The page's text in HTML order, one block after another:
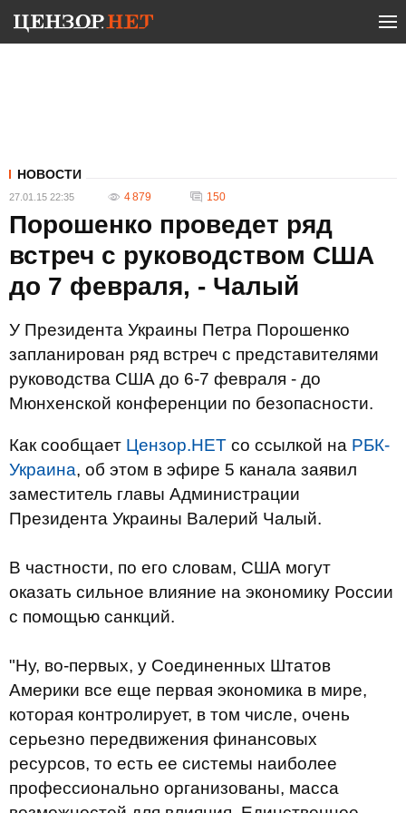
НОВОСТИ
27.01.15 22:35 4 879 150
Порошенко проведет ряд
встреч с руководством США
до 7 февраля, - Чалый
У Президента Украины Петра Порошенко
запланирован ряд встреч с представителями
руководства США до 6-7 февраля - до
Мюнхенской конференции по безопасности.
Как сообщает Цензор.НЕТ со ссылкой на РБК-
Украина, об этом в эфире 5 канала заявил
заместитель главы Администрации
Президента Украины Валерий Чалый.
В частности, по его словам, США могут
оказать сильное влияние на экономику России
с помощью санкций.
"Ну, во-первых, у Соединенных Штатов
Америки все еще первая экономика в мире,
которая контролирует, в том числе, очень
серьезно передвижения финансовых
ресурсов, то есть ее системы наиболее
профессионально организованы, масса